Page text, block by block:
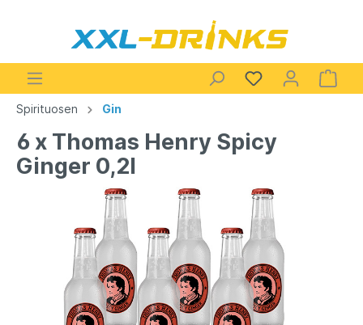
Spirituosen Gin
6 x Thomas Henry Spicy
Ginger 0,2l